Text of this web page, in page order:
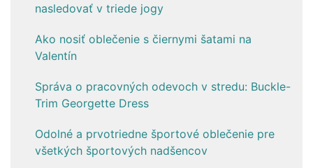
nasledovať v triede jogy
Ako nosiť oblečenie s čiernymi šatami na
Valentín
Správa o pracovných odevoch v stredu: Buckle-
Trim Georgette Dress
Odolné a prvotriedne športové oblečenie pre
všetkých športových nadšencov